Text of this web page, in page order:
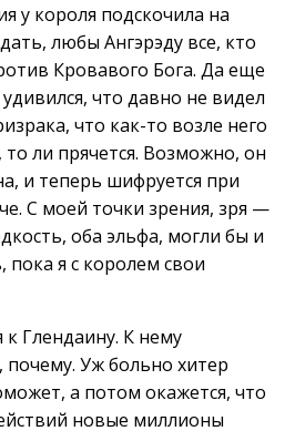
у короля подскочила на
любы Ангэрэду все, кто
Кровавого Бога. Да еще
что давно не видел
что как-то возле него
то ли прячется. Возможно, он
и теперь шифруется при
С моей точки зрения, зря —
оба эльфа, могли бы и
пока я с королем свои
к Глендаину. К нему
почему. Уж больно хитер
а потом окажется, что
новые миллионы